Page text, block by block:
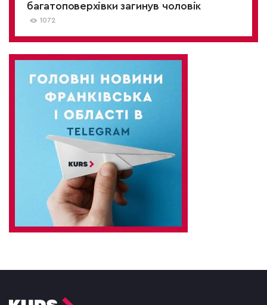
багатоповерхівки загинув чоловік
1072